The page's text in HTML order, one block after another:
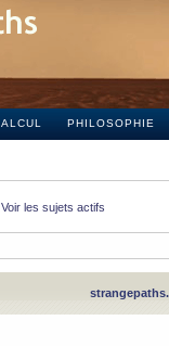
PHILOSOPHIE
Voir les sujets actifs